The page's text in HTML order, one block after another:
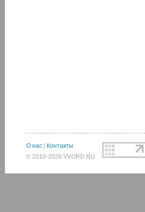
О нас
Контакты
© 2010-2026 VVORD.RU